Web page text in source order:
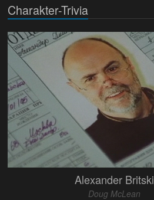
Charakter-Trivia
Alexander Britski
Doug McLean